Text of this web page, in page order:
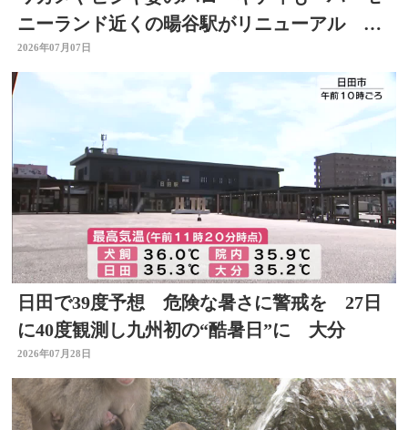
ニーランド近くの暘谷駅がリニューアル 大
分
2026年07月07日
日田で39度予想 危険な暑さに警戒を 27日
に40度観測し九州初の“酷暑日”に 大分
2026年07月28日